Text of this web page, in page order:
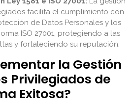
facilita el cumplimiento con
de Datos Personales y los
ISO 27001, protegiendo a las
y fortaleciendo su reputación.
la Gestión
Privilegiados de
Exitosa?